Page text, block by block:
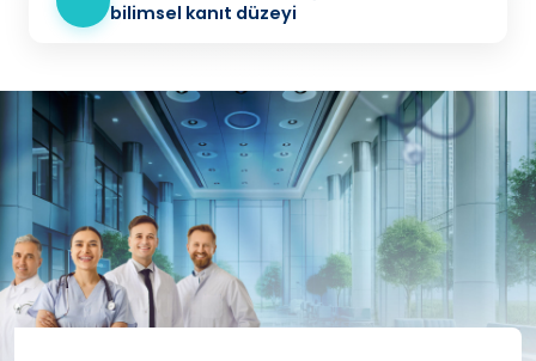
bilimsel kanıt düzeyi